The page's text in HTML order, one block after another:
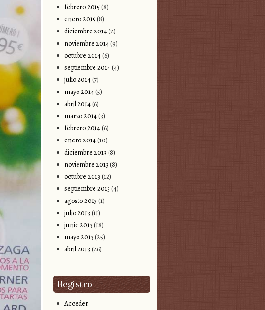
febrero 2015 (8)
enero 2015 (8)
diciembre 2014(2)
noviembre 2014(9)
octubre 2014(6)
septiembre 2014(4)
julio 2014(7)
mayo 2014(5)
abril 2014(6)
marzo 2014(3)
febrero 2014(6)
enero 2014(10)
diciembre 2013 (8)
noviembre 2013 (8)
octubre 2013 (12)
septiembre 2013 (4)
agosto 2013 (1)
julio 2013 (11)
junio 2013 (18)
mayo 2013 (25)
abril 2013 (26)
Registro
Acceder